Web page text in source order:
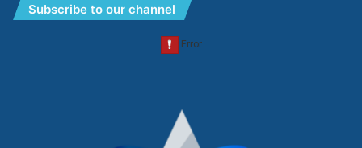
Subscribe to our channel